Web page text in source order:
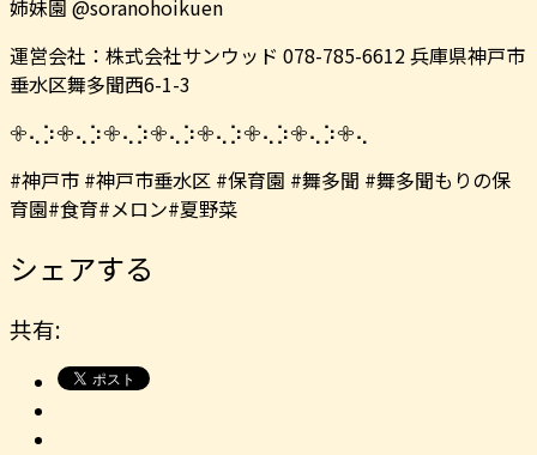
姉妹園 @soranohoikuen
運営会社：株式会社サンウッド 078-785-6612 兵庫県神戸市
垂水区舞多聞西6-1-3
𖧷⢄⡱𖧷⢄⡱𖧷⢄⡱𖧷⢄⡱𖧷⢄⡱𖧷⢄⡱𖧷⢄⡱𖧷⢄
#神戸市 #神戸市垂水区 #保育園 #舞多聞 #舞多聞もりの保
育園#食育#メロン#夏野菜
シェアする
共有: